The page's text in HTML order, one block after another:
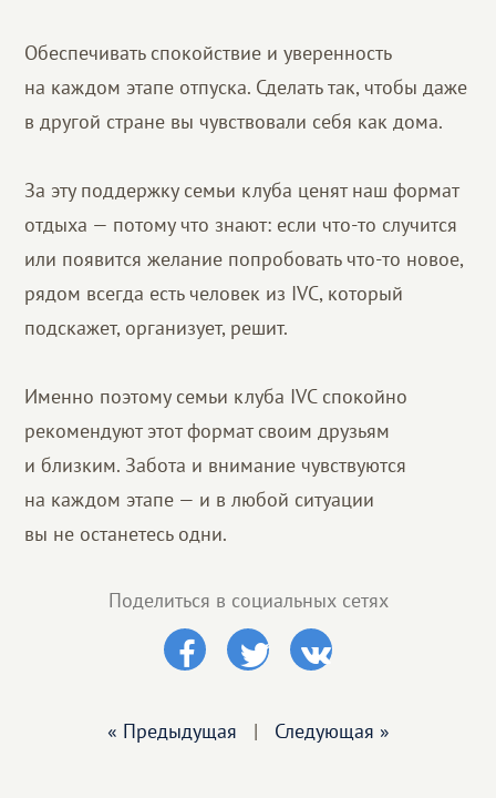
Обеспечивать спокойствие и уверенность
на каждом этапе отпуска. Сделать так, чтобы даже
в другой стране вы чувствовали себя как дома.
За эту поддержку семьи клуба ценят наш формат
отдыха — потому что знают: если что-то случится
или появится желание попробовать что-то новое,
рядом всегда есть человек из IVC, который
подскажет, организует, решит.
Именно поэтому семьи клуба IVC спокойно
рекомендуют этот формат своим друзьям
и близким. Забота и внимание чувствуются
на каждом этапе — и в любой ситуации
вы не останетесь одни.
Поделиться в социальных сетях
« Предыдущая | Следующая »